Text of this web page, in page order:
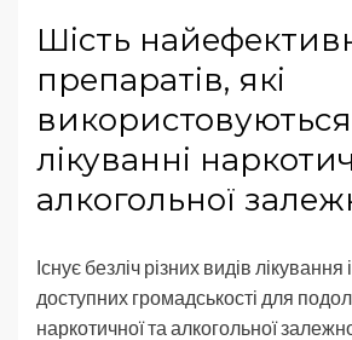
Шість
препаратів, які
лікуванні
алкогольної
Існує безліч різних видів лікування
доступних громадськості для
наркотичної та алкогольної